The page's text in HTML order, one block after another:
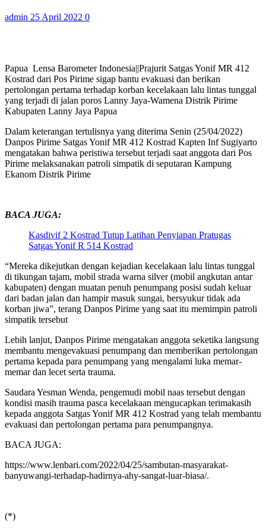
admin 25 April 2022 0
Papua Lensa Barometer Indonesia||Prajurit Satgas Yonif MR 412
Kostrad dari Pos Pirime sigap bantu evakuasi dan berikan
pertolongan pertama terhadap korban kecelakaan lalu lintas tunggal
yang terjadi di jalan poros Lanny Jaya-Wamena Distrik Pirime
Kabupaten Lanny Jaya Papua
Dalam keterangan tertulisnya yang diterima Senin (25/04/2022)
Danpos Pirime Satgas Yonif MR 412 Kostrad Kapten Inf Sugiyarto
mengatakan bahwa peristiwa tersebut terjadi saat anggota dari Pos
Pirime melaksanakan patroli simpatik di seputaran Kampung
Ekanom Distrik Pirime
BACA JUGA:
Kasdivif 2 Kostrad Tutup Latihan Penyiapan Pratugas
Satgas Yonif R 514 Kostrad
“Mereka dikejutkan dengan kejadian kecelakaan lalu lintas tunggal
di tikungan tajam, mobil strada warna silver (mobil angkutan antar
kabupaten) dengan muatan penuh penumpang posisi sudah keluar
dari badan jalan dan hampir masuk sungai, bersyukur tidak ada
korban jiwa”, terang Danpos Pirime yang saat itu memimpin patroli
simpatik tersebut
Lebih lanjut, Danpos Pirime mengatakan anggota seketika langsung
membantu mengevakuasi penumpang dan memberikan pertolongan
pertama kepada para penumpang yang mengalami luka memar-
memar dan lecet serta trauma.
Saudara Yesman Wenda, pengemudi mobil naas tersebut dengan
kondisi masih trauma pasca kecelakaan mengucapkan terimakasih
kepada anggota Satgas Yonif MR 412 Kostrad yang telah membantu
evakuasi dan pertolongan pertama para penumpangnya.
BACA JUGA:
https://www.lenbari.com/2022/04/25/sambutan-masyarakat-
banyuwangi-terhadap-hadirnya-ahy-sangat-luar-biasa/.
(*)